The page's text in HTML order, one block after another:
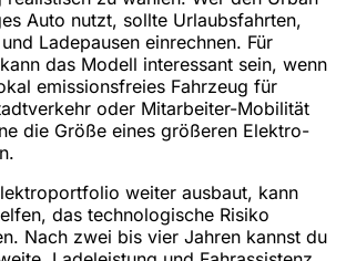
Auto nutzt, sollte Urlaubsfahrten,
Ladepausen einrechnen. Für
das Modell interessant sein, wenn
emissionsfreies Fahrzeug für
oder Mitarbeiter-Mobilität
die Größe eines größeren Elektro-
weiter ausbaut, kann
das technologische Risiko
Nach zwei bis vier Jahren kannst du